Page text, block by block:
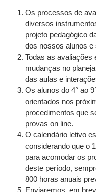
Os processos de
diversos
projeto pedagógico
dos nossos alunos
Todas as avaliações
mudanças no
das aulas e
Os alunos do 4° ao
orientados nos
procedimentos que
provas on line.
O calendário letivo
considerando que o
para acomodar os
deste período,
800 horas anuais
Enviaremos, em